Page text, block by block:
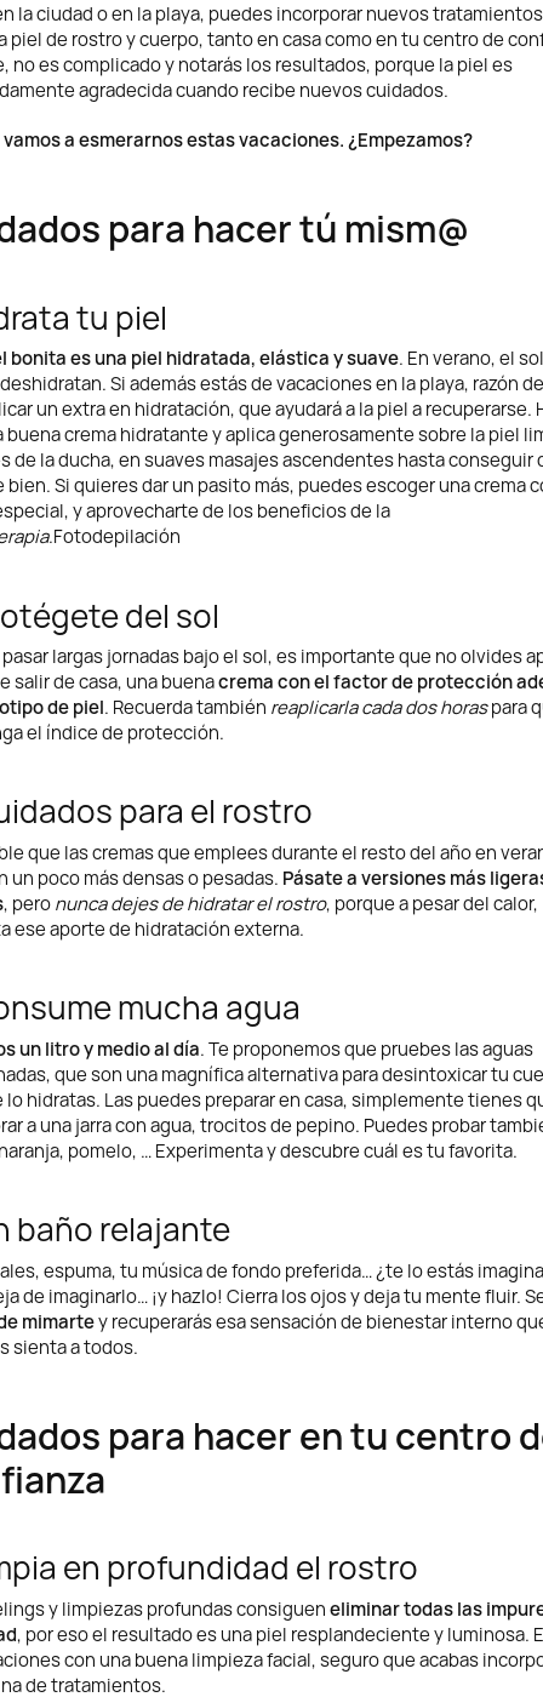
la ciudad o en la playa, puedes incorporar nuevos
piel de rostro y cuerpo, tanto en casa como en tu centro de
no es complicado y notarás los resultados, porque la piel es
agradecida cuando recibe nuevos cuidados.
vamos a esmerarnos estas vacaciones. ¿Empezamos?
para hacer tú mism@
tu piel
bonita es una piel hidratada, elástica y suave. En verano, el
Si además estás de vacaciones en la playa, razón
un extra en hidratación, que ayudará a la piel a recuperarse.
buena crema hidratante y aplica generosamente sobre la piel
de la ducha, en suaves masajes ascendentes hasta conseguir
bien. Si quieres dar un pasito más, puedes escoger una crema
y aprovecharte de los beneficios de la
.Fotodepilación
del sol
pasar largas jornadas bajo el sol, es importante que no olvides
salir de casa, una buenacrema con el factor de protección
de piel. Recuerda también reaplicarla cada dos horaspara
el índice de protección.
para el rostro
que las cremas que emplees durante el resto del año en
un poco más densas o pesadas. Pásate a versiones más
, peronunca dejes de hidratar el rostro, porque a pesar del
ese aporte de hidratación externa.
mucha agua
un litro y medio al día. Te proponemos que pruebes las aguas
que son una magnífica alternativa para desintoxicar tu
lo hidratas. Las puedes preparar en casa, simplemente tienes
a una jarra con agua, trocitos de pepino. Puedes probar
pomelo, … Experimenta y descubre cuál es tu favorita.
baño relajante
espuma, tu música de fondo preferida… ¿te lo estás
de imaginarlo… ¡y hazlo! Cierra los ojos y deja tu mente fluir.
mimartey recuperarás esa sensación de bienestar interno
sienta a todos.
para hacer en tu centro
en profundidad el rostro
y limpiezas profundas consigueneliminar todas las
, por eso el resultado es una piel resplandeciente y luminosa.
con una buena limpieza facial, seguro que acabas
de tratamientos.